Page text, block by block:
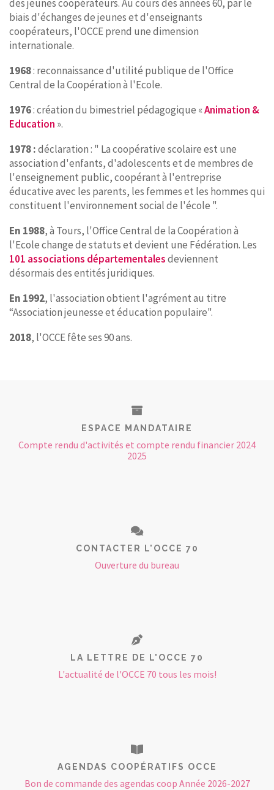
des jeunes coopérateurs. Au cours des années 60, par le
biais d'échanges de jeunes et d'enseignants
coopérateurs, l'OCCE prend une dimension
internationale.
1968: reconnaissance d'utilité publique de l'Office
Central de la Coopération à l'Ecole.
1976: création du bimestriel pédagogique «Animation &
Education ».
1978 :déclaration : " La coopérative scolaire est une
association d'enfants, d'adolescents et de membres de
l'enseignement public, coopérant à l'entreprise
éducative avec les parents, les femmes et les hommes qui
constituent l'environnement social de l'école ".
En 1988, à Tours, l'Office Central de la Coopération à
l'Ecole change de statuts et devient une Fédération. Les
101 associations départementalesdeviennent
désormais des entités juridiques.
En 1992, l'association obtient l'agrément au titre
“Association jeunesse et éducation populaire".
2018, l'OCCE fête ses 90 ans.
ESPACE MANDATAIRE
Compte rendu d'activités et compte rendu financier 2024
2025
CONTACTER L'OCCE 70
Ouverture du bureau
LA LETTRE DE L'OCCE 70
L'actualité de l'OCCE 70 tous les mois!
AGENDAS COOPÉRATIFS OCCE
Bon de commande des agendas coop Année 2026-2027